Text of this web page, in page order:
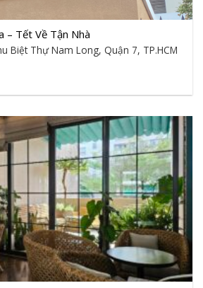
– Tết Về Tận Nhà
Biệt Thự Nam Long, Quận 7, TP.HCM